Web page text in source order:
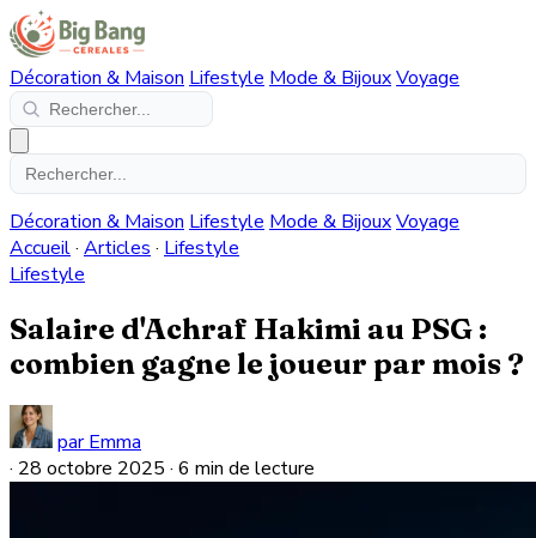
Décoration & Maison Lifestyle Mode & BijouxVoyage
Décoration & Maison Lifestyle Mode & BijouxVoyage
Accueil· Articles · Lifestyle
Lifestyle
Salaire d'Achraf Hakimi au PSG :
combien gagne le joueur par mois ?
par Emma
· 28 octobre 2025 · 6 min de lecture